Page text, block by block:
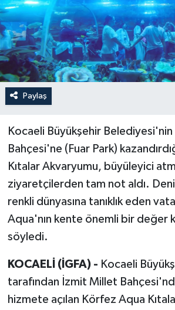
Paylaş
Kocaeli Büyükşehir
Bahçesi'ne (Fuar Park)
Kıtalar Akvaryumu, büyüleyici
ziyaretçilerden tam not aldı. Deniz
renkli dünyasına tanıklık eden
Aqua'nın kente önemli bir değer
söyledi.
KOCAELİ (İGFA) - Kocaeli
tarafından İzmit Millet
hizmete açılan Körfez Aqua